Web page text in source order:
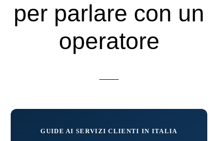
per parlare con un
operatore
GUIDE AI SERVIZI CLIENTI IN ITALIA